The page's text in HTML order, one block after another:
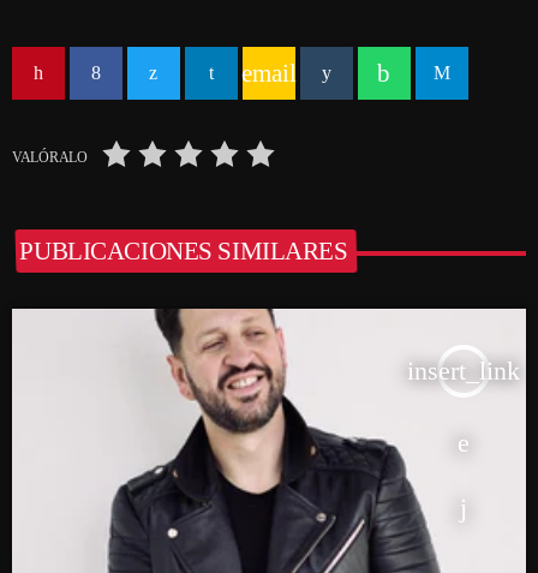
email
VALÓRALO
PUBLICACIONES SIMILARES
insert_link